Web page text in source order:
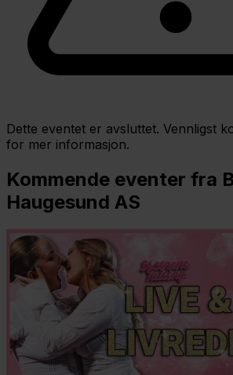
Dette eventet er avsluttet. Vennligst
for mer informasjon.
Kommende eventer fra
Haugesund AS